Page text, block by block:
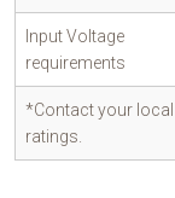
Input Voltage
requirements
*Contact your local
ratings.